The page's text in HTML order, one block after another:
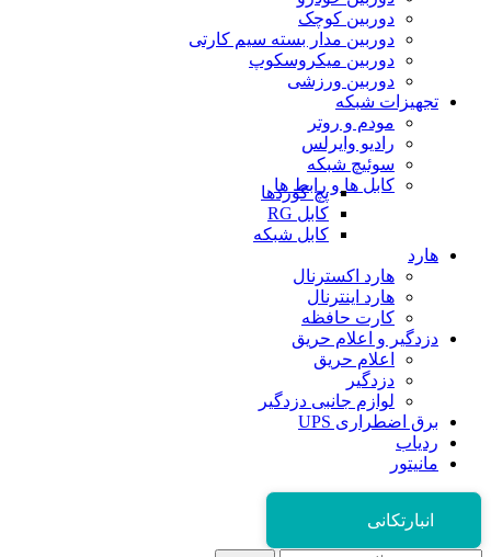
دوربین کوچک
دوربین مدار بسته سیم کارتی
دوربین میکروسکوپ
دوربین ورزشی
تجهیزات شبکه
مودم و روتر
رادیو وایرلس
سوئیچ شبکه
کابل ها و رابط ها
پچ کوردها
کابل RG
کابل شبکه
هارد
هارد اکسترنال
هارد اینترنال
کارت حافظه
دزدگیر و اعلام حریق
اعلام حریق
دزدگیر
لوازم جانبی دزدگیر
برق اضطراری UPS
ردیاب
مانیتور
انبارتکانی